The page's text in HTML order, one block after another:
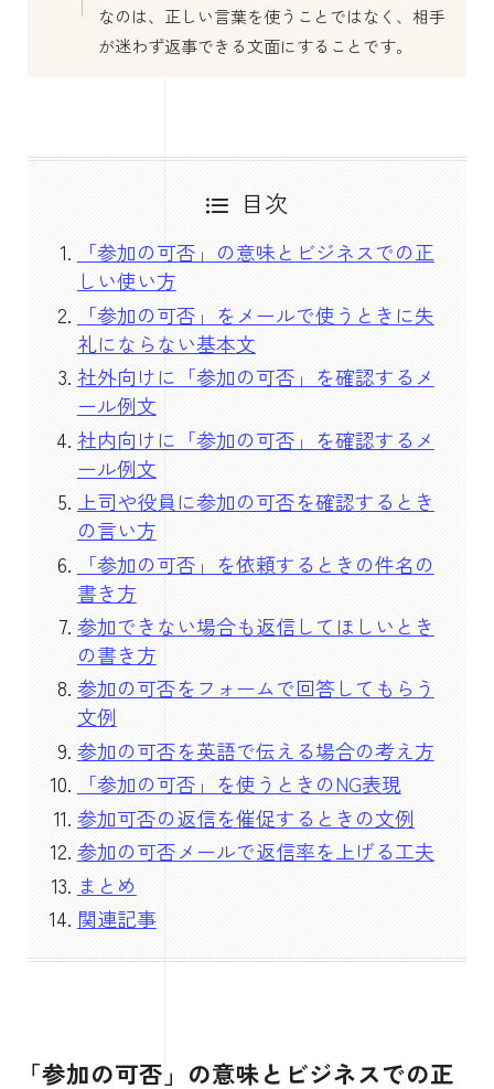
なのは、正しい言葉を使うことではなく、相手
が迷わず返事できる文面にすることです。
目次
「参加の可否」の意味とビジネスでの正
しい使い方
「参加の可否」をメールで使うときに失
礼にならない基本文
社外向けに「参加の可否」を確認するメ
ール例文
社内向けに「参加の可否」を確認するメ
ール例文
上司や役員に参加の可否を確認するとき
の言い方
「参加の可否」を依頼するときの件名の
書き方
参加できない場合も返信してほしいとき
の書き方
参加の可否をフォームで回答してもらう
文例
参加の可否を英語で伝える場合の考え方
「参加の可否」を使うときのNG表現
参加可否の返信を催促するときの文例
参加の可否メールで返信率を上げる工夫
まとめ
関連記事
「参加の可否」の意味とビジネスでの正